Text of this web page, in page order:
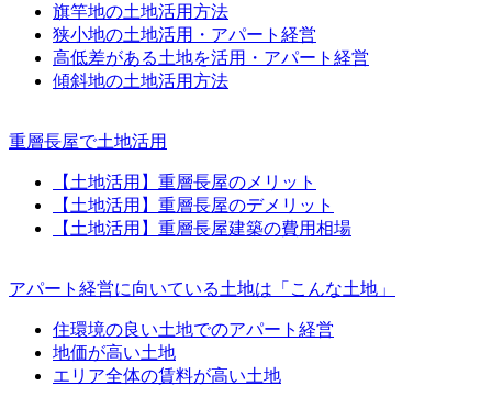
旗竿地の土地活用方法
狭小地の土地活用・アパート経営
高低差がある土地を活用・アパート経営
傾斜地の土地活用方法
重層長屋で土地活用
【土地活用】重層長屋のメリット
【土地活用】重層長屋のデメリット
【土地活用】重層長屋建築の費用相場
アパート経営に向いている土地は「こんな土地」
住環境の良い土地でのアパート経営
地価が高い土地
エリア全体の賃料が高い土地